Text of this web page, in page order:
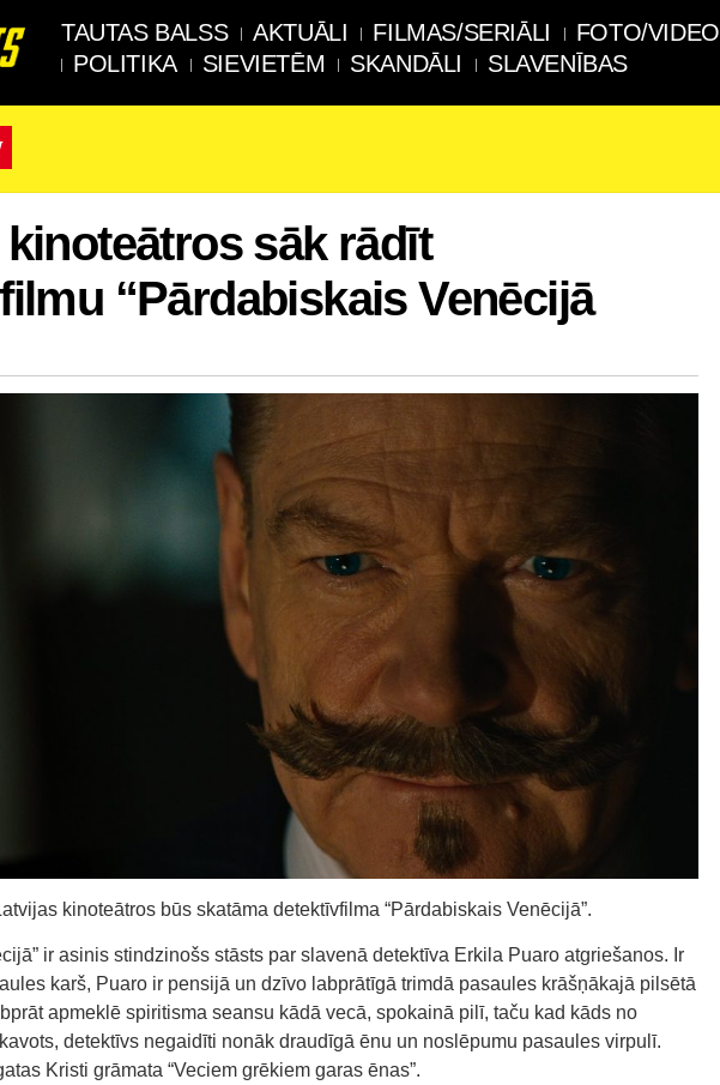
TAUTAS BALSS AKTUĀLI FILMAS/SERIĀLI FOTO/VIDEO
POLITIKA
SIEVIETĒM SKANDĀLI SLAVENĪBAS
sāk rādīt
“Pārdabiskais Venēcijā
kinoteātros būs skatāma detektīvfilma “Pārdabiskais Venēcijā”.
ir asinis stindzinošs stāsts par slavenā detektīva Erkila Puaro atgriešanos. Ir
karš, Puaro ir pensijā un dzīvo labprātīgā trimdā pasaules krāšņākajā pilsētā
apmeklē spiritisma seansu kādā vecā, spokainā pilī, taču kad kāds no
detektīvs negaidīti nonāk draudīgā ēnu un noslēpumu pasaules virpulī.
Kristi grāmata “Veciem grēkiem garas ēnas”.